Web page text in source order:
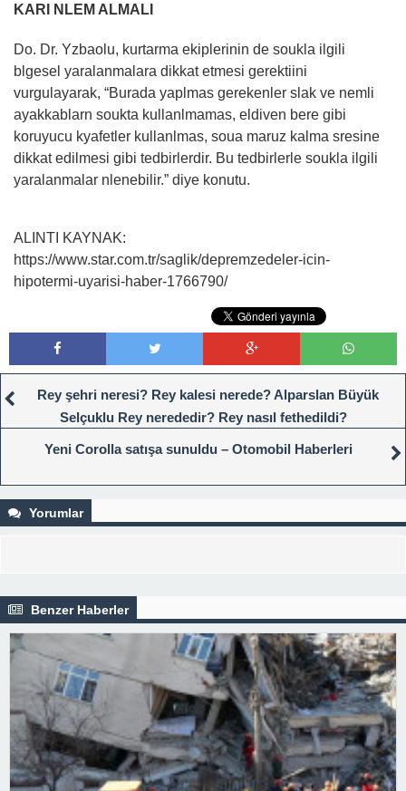
KARI NLEM ALMALI
Do. Dr. Yzbaolu, kurtarma ekiplerinin de soukla ilgili
blgesel yaralanmalara dikkat etmesi gerektiini
vurgulayarak, “Burada yaplmas gerekenler slak ve nemli
ayakkablarn soukta kullanlmamas, eldiven bere gibi
koruyucu kyafetler kullanlmas, soua maruz kalma sresine
dikkat edilmesi gibi tedbirlerdir. Bu tedbirlerle soukla ilgili
yaralanmalar nlenebilir.” diye konutu.
ALINTI KAYNAK:
https://www.star.com.tr/saglik/depremzedeler-icin-
hipotermi-uyarisi-haber-1766790/
Rey şehri neresi? Rey kalesi nerede? Alparslan Büyük
Selçuklu Rey nerededir? Rey nasıl fethedildi?
Yeni Corolla satışa sunuldu – Otomobil Haberleri
Yorumlar
Benzer Haberler